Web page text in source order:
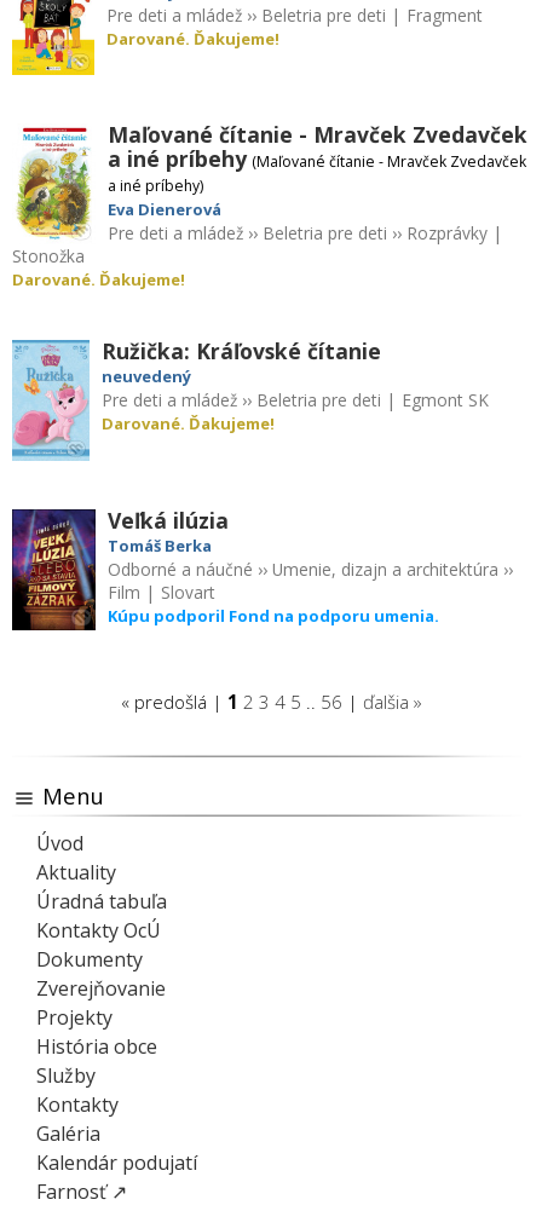
Pre deti a mládež ›› Beletria pre deti | Fragment
Darované. Ďakujeme!
Maľované čítanie - Mravček Zvedavček
a iné príbehy (Maľované čítanie - Mravček Zvedavček
a iné príbehy)
Eva Dienerová
Pre deti a mládež›› Beletria pre deti ›› Rozprávky|
Stonožka
Darované. Ďakujeme!
Ružička: Kráľovské čítanie
neuvedený
Pre deti a mládež ›› Beletria pre deti | Egmont SK
Darované. Ďakujeme!
Veľká ilúzia
Tomáš Berka
Odborné a náučné ›› Umenie, dizajn a architektúra ››
Film | Slovart
Kúpu podporil Fond na podporu umenia.
« predošlá | 1 2 3 4 5 56 | ďalšia »
Menu
Úvod
Aktuality
Úradná tabuľa
Kontakty OcÚ
Dokumenty
Zverejňovanie
Projekty
História obce
Služby
Kontakty
Galéria
Kalendár podujatí
Farnosť ↗